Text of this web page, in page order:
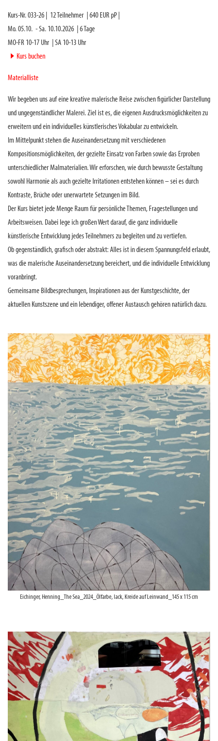
Kurs-Nr.033-26 12 Teilnehmer 640 EUR pP |
Mo. 05.10. -Sa. 10.10.2026 6 Tage
MO-FR 10-17 Uhr
SA 10-13 Uhr
► Kurs buchen
Materialliste
Wir begeben uns auf eine kreative malerische Reise zwischen figürlicher Darstellung
und ungegenständlicher Malerei. Ziel ist es, die eigenen Ausdrucksmöglichkeiten zu
erweitern und ein individuelles künstlerisches Vokabular zu entwickeln.
Im Mittelpunkt stehen die Auseinandersetzung mit verschiedenen
Kompositionsmöglichkeiten, der gezielte Einsatz von Farben sowie das Erproben
unterschiedlicher Malmaterialien. Wir erforschen, wie durch bewusste Gestaltung
sowohl Harmonie als auch gezielte Irritationen entstehen können – sei es durch
Kontraste, Brüche oder unerwartete Setzungen im Bild.
Der Kurs bietet jede Menge Raum für persönliche Themen, Fragestellungen und
Arbeitsweisen. Dabei lege ich großen Wert darauf, die ganz individuelle
künstlerische Entwicklung jedes Teilnehmers zu begleiten und zu vertiefen.
Ob gegenständlich, grafisch oder abstrakt: Alles ist in diesem Spannungsfeld erlaubt,
was die malerische Auseinandersetzung bereichert, und die individuelle Entwicklung
voranbringt.
Gemeinsame Bildbesprechungen, Inspirationen aus der Kunstgeschichte, der
aktuellen Kunstszene und ein lebendiger, offener Austausch gehören natürlich dazu.
Eichinger, Henning_The Sea_2024_Ölfarbe, lack, Kreide auf Leinwand_145 x 115 cm